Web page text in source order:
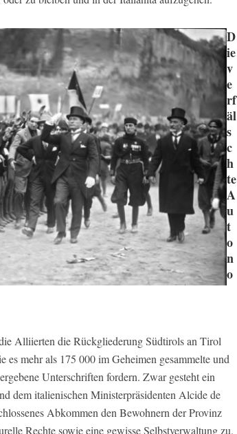
D
ie
v
e
rf
äl
s
c
h
te
A
u
t
o
n
o
Alliierten die Rückgliederung Südtirols an Tirol
es mehr als 175 000 im Geheimen gesammelte und
Unterschriften fordern. Zwar gesteht ein
dem italienischen Ministerpräsidenten Alcide de
Abkommen den Bewohnern der Provinz
Rechte sowie eine gewisse Selbstverwaltung zu.